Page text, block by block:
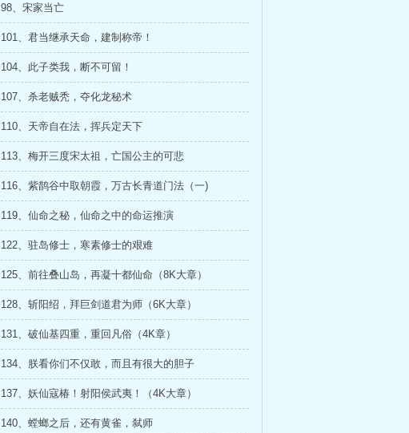
98、宋家当亡
101、君当继承天命，建制称帝！
104、此子类我，断不可留！
107、杀老贼秃，夺化龙秘术
110、天帝自在法，挥兵定天下
113、梅开三度宋太祖，亡国公主的可悲
116、紫鹊谷中取朝霞，万古长青道门法（一)
119、仙命之秘，仙命之中的命运推演
122、驻岛修士，寒素修士的艰难
125、前往叠山岛，再凝十都仙命（8K大章）
128、斩阳绍，拜巨剑道君为师（6K大章）
131、破仙基四重，重回凡俗（4K章）
134、朕看你们不仅敢，而且有很大的胆子
137、妖仙寇椿！射阳侯武夷！（4K大章）
140、螳螂之后，还有黄雀，弑师